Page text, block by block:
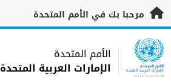
تخطى إلى المحتوى الرئيسي
مرحبا بك في الأمم المتحدة
UN Logo
الأمم المتحدة
الإمارات العربية المتحدة
الأمم المتحدة
الإمارات العربية المتحدة